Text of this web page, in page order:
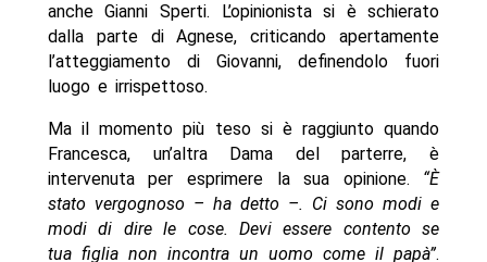
anche Gianni Sperti. L’opinionista si è schierato
dalla parte di Agnese, criticando apertamente
l’atteggiamento di Giovanni, definendolo fuori
luogo e irrispettoso.
Ma il momento più teso si è raggiunto quando
Francesca, un’altra Dama del parterre, è
intervenuta per esprimere la sua opinione. “È
stato vergognoso – ha detto –. Ci sono modi e
modi di dire le cose. Devi essere contento se
tua figlia non incontra un uomo come il papà”.